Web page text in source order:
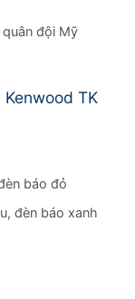
đội Mỹ
TK
báo đỏ
đèn báo xanh